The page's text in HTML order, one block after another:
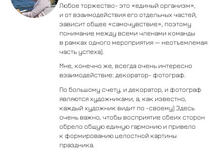
Любое торжество- это «единый организм»,
и от взаимодействия его отдельных частей,
зависит общее «самочувствие», поэтому
понимание между всеми членами команды
в рамках одного мероприятия — неотъемлемая
часть успеха).
Мне, конечно же, всегда очень интересно
взаимодействие: декоратор- фотограф.
По большому счету, и декоратор, и фотограф
являются художниками, а, как известно,
каждый художник видит по -своему) Здесь
очень важно, чтобы восприятие обеих сторон
обрело общую единую гармонию и привело
к формированию целостной картины
праздника.